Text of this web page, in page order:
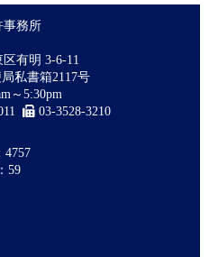
事務所
有明 3-6-11
私書箱2117号
～5:30pm
03-3528-3210
59